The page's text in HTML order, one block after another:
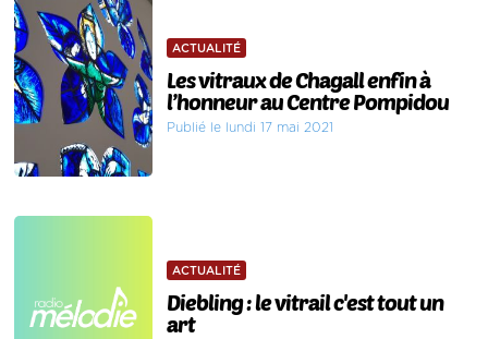
ACTUALITÉ
Les vitraux de Chagall enfin à
l’honneur au Centre Pompidou
Publié le lundi 17 mai 2021
ACTUALITÉ
Diebling : le vitrail c'est tout un
art